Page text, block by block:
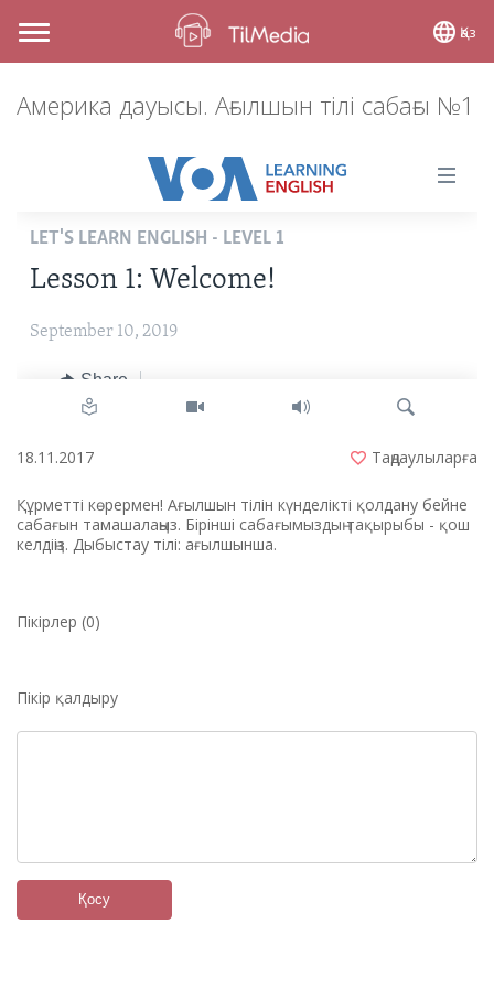
Toggle
navigation
Қаз
Америка дауысы. Ағылшын тілі сабағы №1
18.11.2017 Таңдаулыларға
Құрметті көрермен! Ағылшын тілін күнделікті қолдану бейне
сабағын тамашалаңыз. Бірінші сабағымыздың тақырыбы - қош
келдіңіз. Дыбыстау тілі: ағылшынша.
Пікірлер (0)
Пікір қалдыру
Қосу